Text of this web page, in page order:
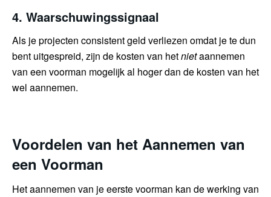
4. Waarschuwingssignaal
Als je projecten consistent geld verliezen omdat je te dun
bent uitgespreid, zijn de kosten van hetnietaannemen
van een voorman mogelijk al hoger dan de kosten van het
wel aannemen.
Voordelen van het Aannemen van
een Voorman
Het aannemen van je eerste voorman kan de werking van